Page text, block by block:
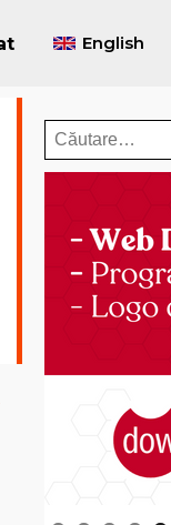
English
Caută
după: